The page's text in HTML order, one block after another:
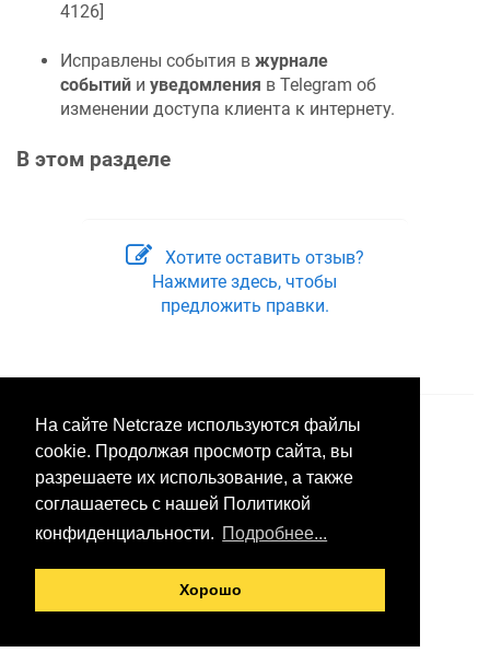
На сайте Netcraze используются файлы
cookie. Продолжая просмотр сайта, вы
разрешаете их использование, а также
соглашаетесь с нашей Политикой
конфиденциальности. Подробнее...
Хорошо
4126]
Исправлены события в журнале
событий и уведомления в Telegram об
изменении доступа клиента к интернету.
В этом разделе
Хотите оставить отзыв?
Нажмите здесь, чтобы
предложить правки.
© 2026 ООО «Неткрейз»